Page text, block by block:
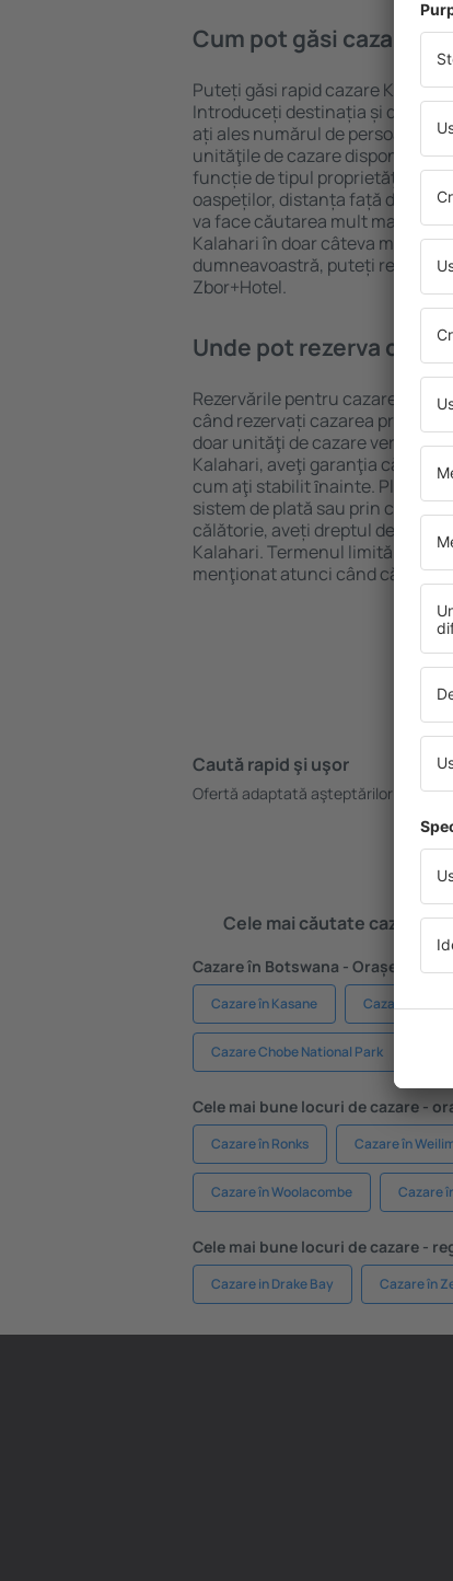
Cum pot găsi cazare
Puteți găsi rapid cazare
Introduceți destinația și datele
ați ales numărul de persoane,
unităţile de cazare disponibile
funcție de tipul proprietăţii,
oaspeților, distanța față de
va face căutarea mult mai
Kalahari în doar câteva minute.
dumneavoastră, puteți rezerva
Zbor+Hotel.
Unde pot rezerva
Rezervările pentru cazare
când rezervați cazarea prin
doar unităţi de cazare
Kalahari, aveţi garanţia că
cum aţi stabilit ȋnainte. Plata
sistem de plată sau prin cardul
călătorie, aveți dreptul de a
Kalahari. Termenul limită
menţionat atunci când căutați
Caută rapid şi uşor
Ofertă adaptată aşteptărilor tale.
Cele mai căutate cazări
Cazare în Botswana - Orașe
Cazare în Kasane Cazare în
Cazare Chobe National Park
Cele mai bune locuri de cazare -
Cazare în Ronks Cazare în
Cazare în Woolacombe Cazare
Cele mai bune locuri de cazare -
Cazare in Drake Bay Cazare în